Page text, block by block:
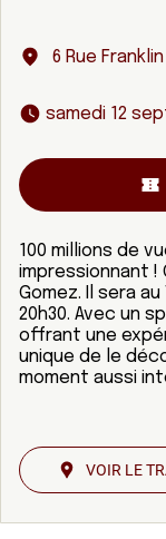
6 Rue
samedi 12
100 millions de
impressionnant !
Gomez. Il sera
20h30. Avec un
offrant une
unique de le
moment aussi
VOIR LE